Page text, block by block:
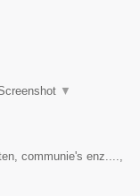
▼
communie's enz....,